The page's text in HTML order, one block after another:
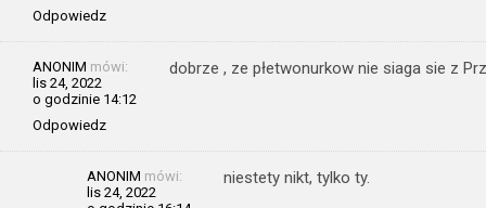
Odpowiedz
ANONIM mówi:
lis 24, 2022
o godzinie 14:12
Odpowiedz
dobrze , ze płetwonurkow nie siaga sie z
ANONIM mówi:
lis 24, 2022
niestety nikt, tylko ty.